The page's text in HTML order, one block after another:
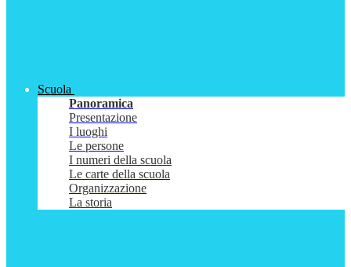
Scuola
Panoramica
Presentazione
I luoghi
Le persone
I numeri della scuola
Le carte della scuola
Organizzazione
La storia